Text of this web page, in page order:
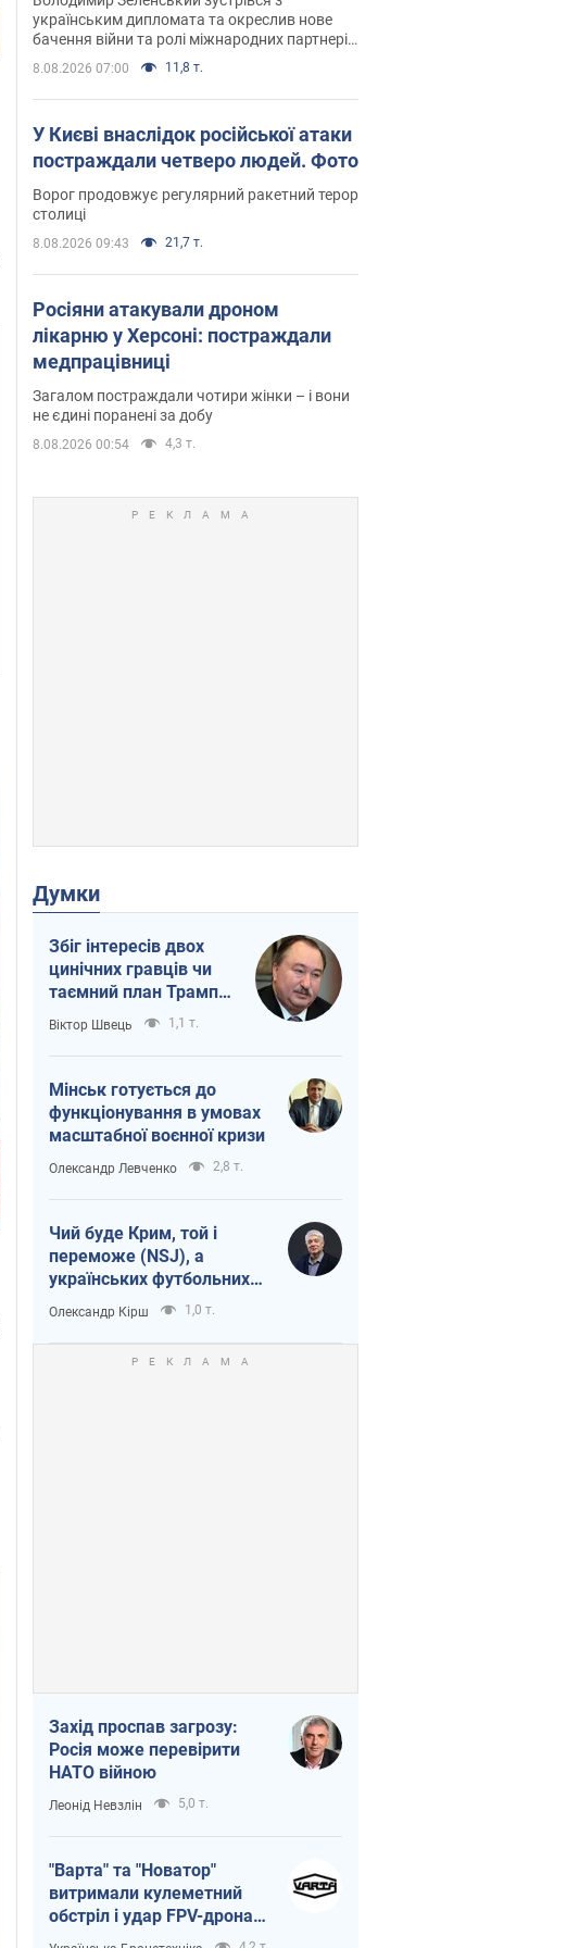
українським дипломата та окреслив нове
бачення війни та ролі міжнародних партнерів
у боротьбі з Росією
8.08.2026 07:00 11,8 т.
У Києві внаслідок російської атаки
постраждали четверо людей. Фото
Ворог продовжує регулярний ракетний терор
столиці
8.08.2026 09:43 21,7 т.
Росіяни атакували дроном
лікарню у Херсоні: постраждали
медпрацівниці
Загалом постраждали чотири жінки – і вони
не єдині поранені за добу
8.08.2026 00:54 4,3 т.
Думки
Збіг інтересів двох
цинічних гравців чи
таємний план Трампа
і Путіна?
Віктор Швець 1,1 т.
Мінськ готується до
функціонування в умовах
масштабної воєнної кризи
Олександр Левченко 2,8 т.
Чий буде Крим, той і
переможе (NSJ), а
українських футбольних
чиновників можуть
назвати вбивцями
Олександр Кірш 1,0 т.
Захід проспав загрозу:
Росія може перевірити
НАТО війною
Леонід Невзлін 5,0 т.
"Варта" та "Новатор"
витримали кулеметний
обстріл і удар FPV-дрона,
врятувавши життя